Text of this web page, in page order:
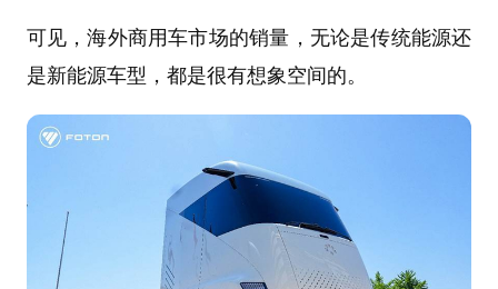
可见，海外商用车市场的销量，无论是传统能源还
是新能源车型，都是很有想象空间的。